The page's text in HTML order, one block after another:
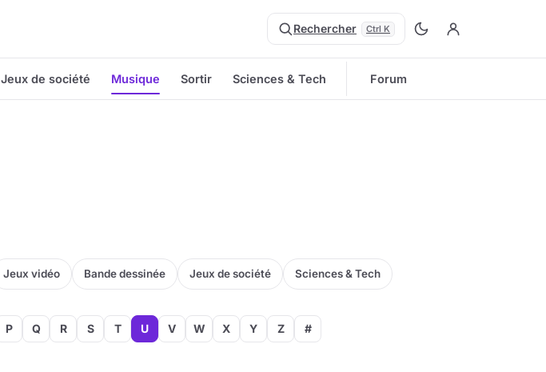
Rechercher Ctrl K
Jeux de société Musique Sortir Sciences & Tech Forum
Jeux vidéo Bande dessinée Jeux de société Sciences & Tech
P Q R S T U V W X Y Z #